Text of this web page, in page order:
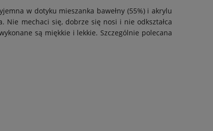
w dotyku mieszanka bawełny (55%) i akrylu
Nie mechaci się, dobrze się nosi i nie odkształca
są miękkie i lekkie. Szczególnie polecana